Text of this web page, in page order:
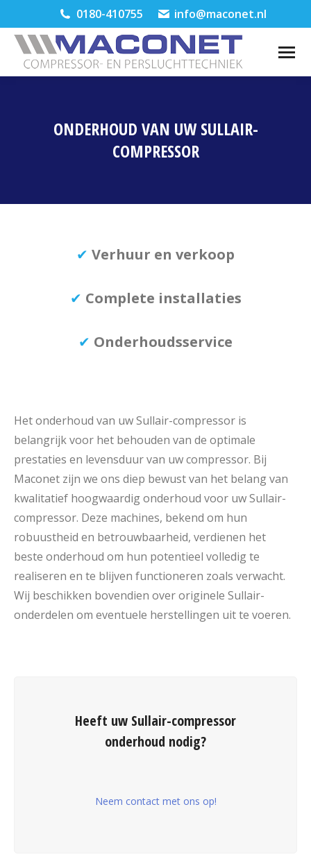
0180-410755 info@maconet.nl
ONDERHOUD VAN UW SULLAIR-
COMPRESSOR
✔ Verhuur en verkoop
✔ Complete installaties
✔ Onderhoudsservice
Het onderhoud van uw Sullair-compressor is
belangrijk voor het behouden van de optimale
prestaties en levensduur van uw compressor. Bij
Maconet zijn we ons diep bewust van het belang van
kwalitatief hoogwaardig onderhoud voor uw Sullair-
compressor. Deze machines, bekend om hun
robuustheid en betrouwbaarheid, verdienen het
beste onderhoud om hun potentieel volledig te
realiseren en te blijven functioneren zoals verwacht.
Wij beschikken bovendien over originele Sullair-
onderdelen om eventuele herstellingen uit te voeren.
Heeft uw Sullair-compressor
onderhoud nodig?
Neem contact met ons op!